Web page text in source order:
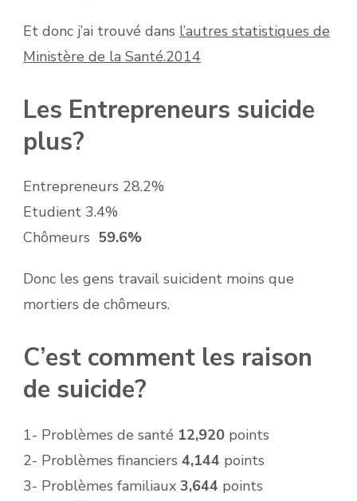
Et donc j’ai trouvé dans l’autres statistiques de
Ministère de la Santé.2014
Les Entrepreneurs suicide
plus?
Entrepreneurs 28.2%
Etudient 3.4%
Chômeurs 59.6%
Donc les gens travail suicident moins que
mortiers de chômeurs.
C’est comment les raison
de suicide?
1- Problèmes de santé 12,920 points
2- Problèmes financiers 4,144 points
3- Problèmes familiaux 3,644 points